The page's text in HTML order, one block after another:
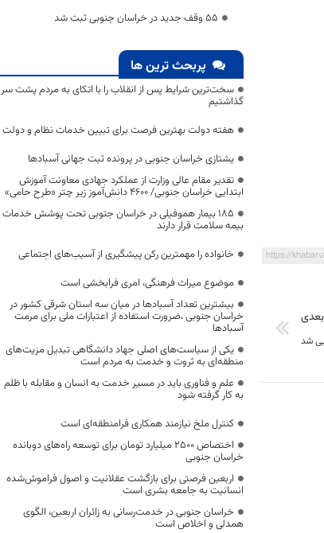
https://
بعدی
شد
۵۵ وقف جدید در خراسان جنوبی ثبت شد
پربحث ترین ها
سخت‌ترین شرایط پس از انقلاب را با اتکای به مردم پشت سر
گذاشتیم
هفته دولت بهترین فرصت برای تبیین خدمات نظام و دولت
یشتازی خراسان جنوبی در پرونده ثبت جهانی آسبادها
تقدیر مقام عالی وزارت از عملکرد جهادی معاونت آموزش
ابتدایی خراسان جنوبی/ ۴۶۰۰ دانش‌آموز زیر چتر «طرح حامی»
۱۸۵ بیمار هموفیلی در خراسان جنوبی تحت پوشش خدمات
بیمه سلامت قرار دارند
خانواده را مهمترین رکن پیشگیری از آسیب‌های اجتماعی
موضوع میراث فرهنگی، امری فرابخشی است
بیشترین تعداد آسبادها در میان سه استان شرقی کشور در
خراسان جنوبی ،ضرورت استفاده از اعتبارات ملی برای مرمت
آسبادها
یکی از سیاست‌های اصلی جهاد دانشگاهی تبدیل مزیت‌های
منطقه‌ای به ثروت و خدمت به مردم است
علم و فناوری باید در مسیر خدمت به انسان و مقابله با ظلم
به کار گرفته شود
کنترل ملخ نیازمند همکاری فرامنطقه‌ای است
اختصاص 2500 میلیارد تومان برای توسعه راه‌های دوبانده
خراسان جنوبی
اربعین فرصتی برای بازگشت عقلانیت و اصول فراموش‌شده
انسانیت به جامعه بشری است
خراسان جنوبی در خدمت‌رسانی به زائران اربعین، الگوی
همدلی و اخلاص است